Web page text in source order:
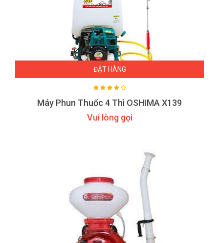
ĐẶT HÀNG
Máy Phun Thuốc 4 Thì OSHIMA X139
Vui lòng gọi